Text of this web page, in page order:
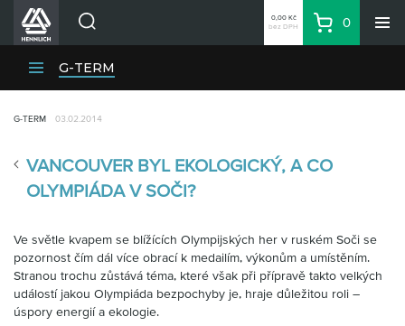
Divize HENNLICH
Aktuality
Kariéra
Kontakty
CS
Přihlásit se
0,00 Kč
bez DPH
Košík
0
G-TERM
VANCOUVER BYL EKOLOGICKÝ, A CO
OLYMPIÁDA V SOČI?
G-TERM 03.02.2014
Ve světle kvapem se blížících Olympijských her v ruském Soči se
pozornost čím dál více obrací k medailím, výkonům a umístěním.
Stranou trochu zůstává téma, které však při přípravě takto velkých
událostí jakou Olympiáda bezpochyby je, hraje důležitou roli –
úspory energií a ekologie.